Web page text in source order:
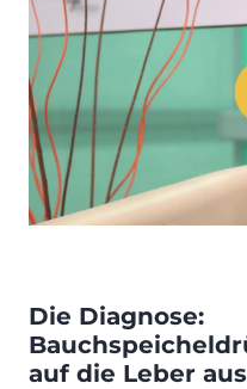
Die Diagnose:
auf die Leber